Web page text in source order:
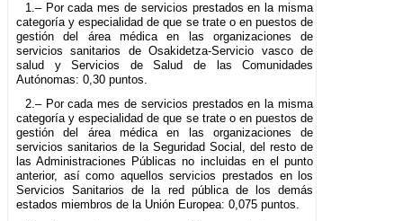
1.– Por cada mes de servicios prestados en la misma
categoría y especialidad de que se trate o en puestos de
gestión del área médica en las organizaciones de
servicios sanitarios de Osakidetza-Servicio vasco de
salud y Servicios de Salud de las Comunidades
Autónomas: 0,30 puntos.
2.– Por cada mes de servicios prestados en la misma
categoría y especialidad de que se trate o en puestos de
gestión del área médica en las organizaciones de
servicios sanitarios de la Seguridad Social, del resto de
las Administraciones Públicas no incluidas en el punto
anterior, así como aquellos servicios prestados en los
Servicios Sanitarios de la red pública de los demás
estados miembros de la Unión Europea: 0,075 puntos.